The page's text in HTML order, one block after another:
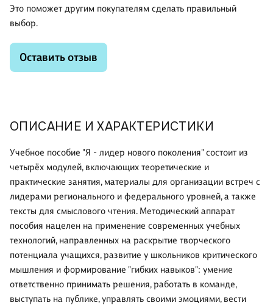
ОПИСАНИЕ И ХАРАКТЕРИСТИКИ
Учебное пособие "Я - лидер нового поколения" состоит из
четырёх модулей, включающих теоретические и
практические занятия, материалы для организации встреч с
лидерами регионального и федерального уровней, а также
тексты для смыслового чтения. Методический аппарат
пособия нацелен на применение современных учебных
технологий, направленных на раскрытие творческого
потенциала учащихся, развитие у школьников критического
мышления и формирование "гибких навыков": умение
ответственно принимать решения, работать в команде,
выступать на публике, управлять своими эмоциями, вести
Это поможет другим покупателям сделать правильный
выбор.
Оставить отзыв